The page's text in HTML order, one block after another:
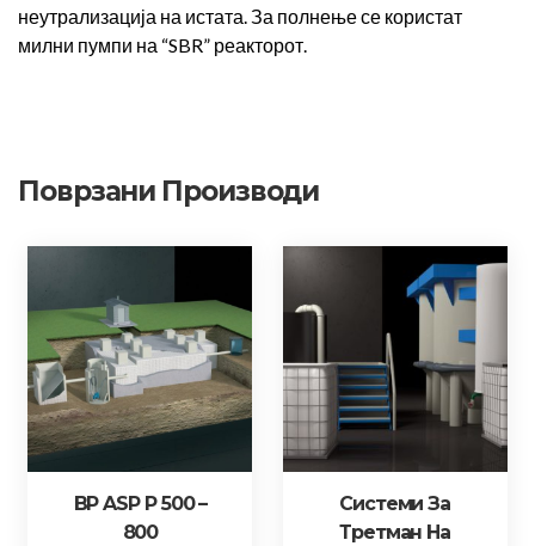
неутрализација на истата. За полнење се користат
милни пумпи на “SBR” реакторот.
Поврзани Производи
BP ASP P 500 –
800
Системи За
Третман На